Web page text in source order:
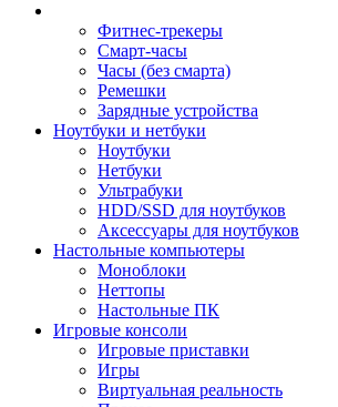
Фитнес-трекеры
Смарт-часы
Часы (без смарта)
Ремешки
Зарядные устройства
Ноутбуки и нетбуки
Ноутбуки
Нетбуки
Ультрабуки
HDD/SSD для ноутбуков
Аксессуары для ноутбуков
Настольные компьютеры
Моноблоки
Неттопы
Настольные ПК
Игровые консоли
Игровые приставки
Игры
Виртуальная реальность